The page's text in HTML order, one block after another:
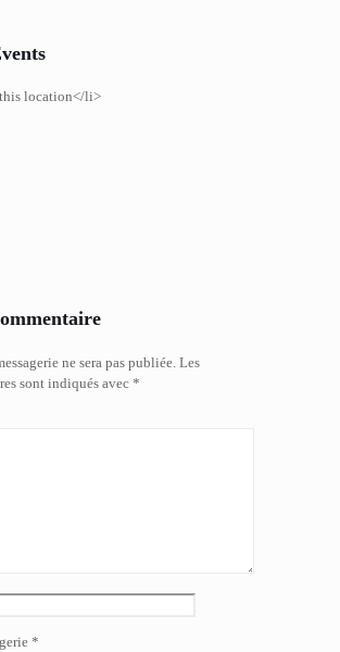
location</li>
ne sera pas publiée. Les
sont indiqués avec*
*